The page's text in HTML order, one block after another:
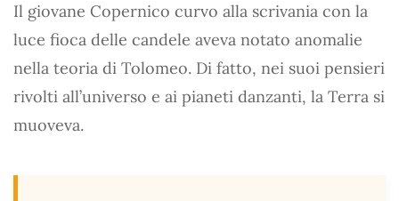
Il giovane Copernico curvo alla scrivania con la
luce fioca delle candele aveva notato anomalie
nella teoria di Tolomeo. Di fatto, nei suoi pensieri
rivolti all’universo e ai pianeti danzanti, la Terra si
muoveva.